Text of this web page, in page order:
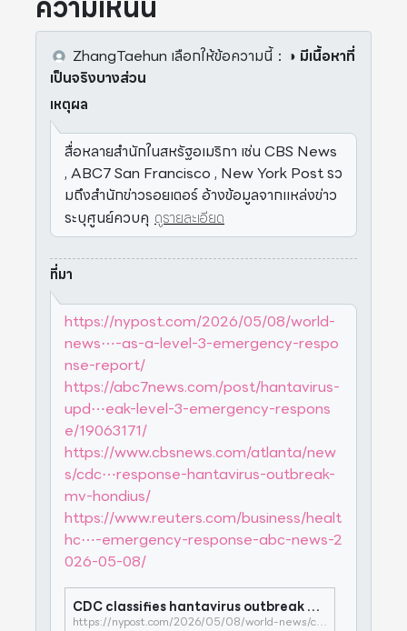
ZhangTaehun เลือกให้ข้อความนี้： ◑ มีเนื้อหาที่
เป็นจริงบางส่วน
เหตุผล
สื่อหลายสำนักในสหรัฐอเมริกา เช่น CBS News
, ABC7 San Francisco , New York Post รว
มถึงสำนักข่าวรอยเตอร์ อ้างข้อมูลจากแหล่งข่าว
ระบุศูนย์ควบคุ ดูรายละเอียด
ที่มา
https://nypost.com/2026/05/08/world-
news⋯-as-a-level-3-emergency-respo
nse-report/
https://abc7news.com/post/hantavirus-
upd⋯eak-level-3-emergency-respons
e/19063171/
https://www.cbsnews.com/atlanta/new
s/cdc⋯response-hantavirus-outbreak-
mv-hondius/
https://www.reuters.com/business/healt
hc⋯-emergency-response-abc-news-2
026-05-08/
CDC classifies hantavirus outbreak as a ‘Level 3’ emergency response: report
https://nypost.com/2026/05/08/world-news/cdc-classifies-hantavirus-outbreak-as-a-level-3-emergency-response-report/